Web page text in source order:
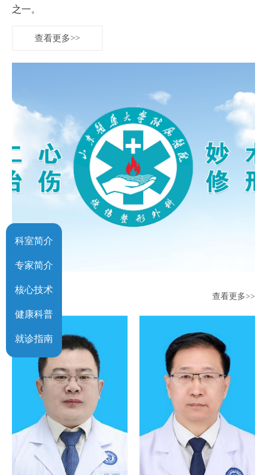
之一。
查看更多>>
科室专家 查看更多>>
科室简介
专家简介
核心技术
健康科普
就诊指南